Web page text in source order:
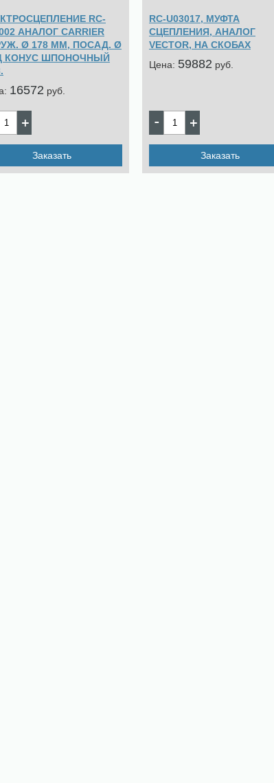
RC-
АНАЛОГ CARRIER
Ø 178 ММ, ПОСАД. Ø
КОНУС ШПОНОЧНЫЙ
16572 pуб.
Заказать
RC-U03017, МУФТА
СЦЕПЛЕНИЯ, АНАЛОГ
VECTOR, НА СКОБАХ
Цена: 59882 pуб.
Заказать